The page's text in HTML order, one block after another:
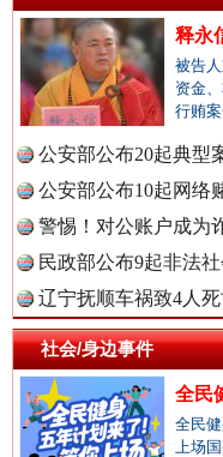
中
中
中
中
巳巳如意，
“后车司机肯
释永
被告
资金
行贿
公安部公布20起典型
公安部公布10起网络
警惕！对公账户成为
民政部公布9起非法
辽宁抚顺车祸致4人
社会/身边事件
全民
全民
上场